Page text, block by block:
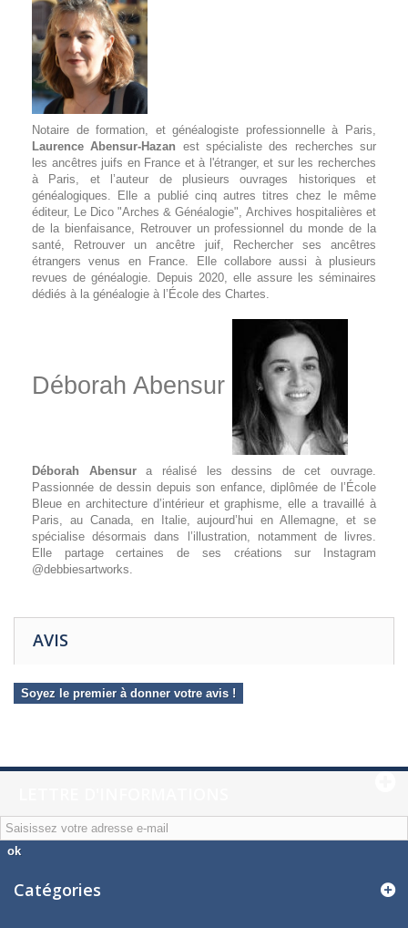
Notaire de formation, et généalogiste professionnelle à Paris,
Laurence Abensur-Hazan est spécialiste des recherches sur
les ancêtres juifs en France et à l'étranger, et sur les recherches
à Paris, et l’auteur de plusieurs ouvrages historiques et
généalogiques. Elle a publié cinq autres titres chez le même
éditeur, Le Dico "Arches & Généalogie", Archives hospitalières et
de la bienfaisance, Retrouver un professionnel du monde de la
santé, Retrouver un ancêtre juif, Rechercher ses ancêtres
étrangers venus en France. Elle collabore aussi à plusieurs
revues de généalogie. Depuis 2020, elle assure les séminaires
dédiés à la généalogie à l’École des Chartes.
Déborah Abensur
Déborah Abensura réalisé les dessins de cet ouvrage.
Passionnée de dessin depuis son enfance, diplômée de l’École
Bleue en architecture d’intérieur et graphisme, elle a travaillé à
Paris, au Canada, en Italie, aujourd’hui en Allemagne, et se
spécialise désormais dans l’illustration, notamment de livres.
Elle partage certaines de ses créations sur Instagram
@debbiesartworks.
AVIS
Soyez le premier à donner votre avis !
ok
Catégories